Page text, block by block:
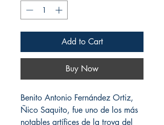
Add to Cart
Buy Now
Benito Antonio Fernández Ortiz,
Ñico Saquito, fue uno de los más
notables artífices de la trova del